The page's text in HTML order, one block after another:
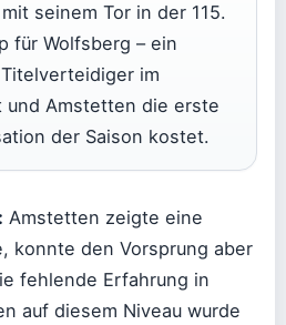
seinem Tor in der 115.
für Wolfsberg – ein
im
und Amstetten die erste
der Saison kostet.
Amstetten zeigte eine
konnte den Vorsprung aber
fehlende Erfahrung in
auf diesem Niveau wurde